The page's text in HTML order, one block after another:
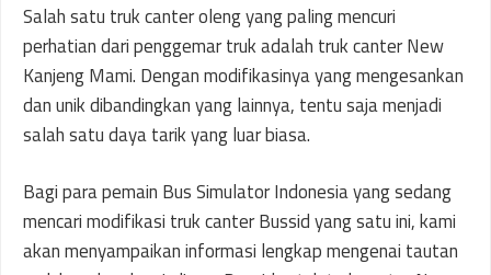
Salah satu truk canter oleng yang paling mencuri
perhatian dari penggemar truk adalah truk canter New
Kanjeng Mami. Dengan modifikasinya yang mengesankan
dan unik dibandingkan yang lainnya, tentu saja menjadi
salah satu daya tarik yang luar biasa.
Bagi para pemain Bus Simulator Indonesia yang sedang
mencari modifikasi truk canter Bussid yang satu ini, kami
akan menyampaikan informasi lengkap mengenai tautan